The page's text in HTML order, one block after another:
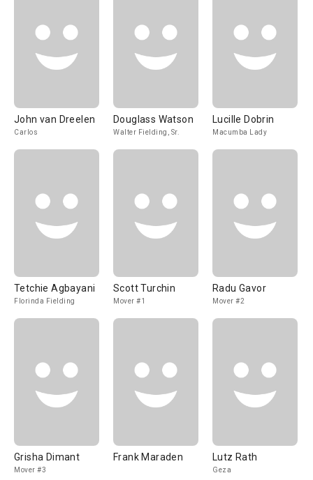
John van Dreelen
Carlos
Douglass Watson
Walter Fielding, Sr.
Lucille Dobrin
Macumba Lady
Tetchie Agbayani
Florinda Fielding
Scott Turchin
Mover #1
Radu Gavor
Mover #2
Grisha Dimant
Mover #3
Frank Maraden Lutz Rath
Geza